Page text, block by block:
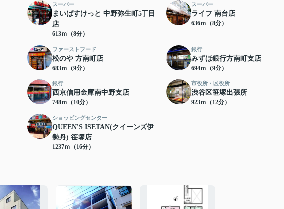
スーパー
まいばすけっと 中野弥生町5丁目
店
613ｍ（8分）
スーパー
ライフ 南台店
636ｍ（8分）
ファーストフード
松のや 方南町店
683ｍ（9分）
銀行
みずほ銀行方南町支店
694ｍ（9分）
銀行
西京信用金庫南中野支店
748ｍ（10分）
市役所・区役所
渋谷区笹塚出張所
923ｍ（12分）
ショッピングセンター
QUEEN'S ISETAN(クイーンズ伊
勢丹) 笹塚店
1237ｍ（16分）